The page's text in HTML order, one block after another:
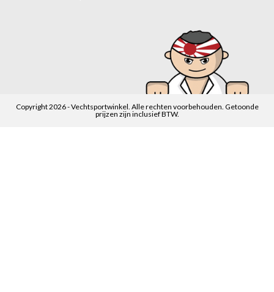
Copyright 2026 - Vechtsportwinkel. Alle rechten voorbehouden. Getoonde
prijzen zijn inclusief BTW.